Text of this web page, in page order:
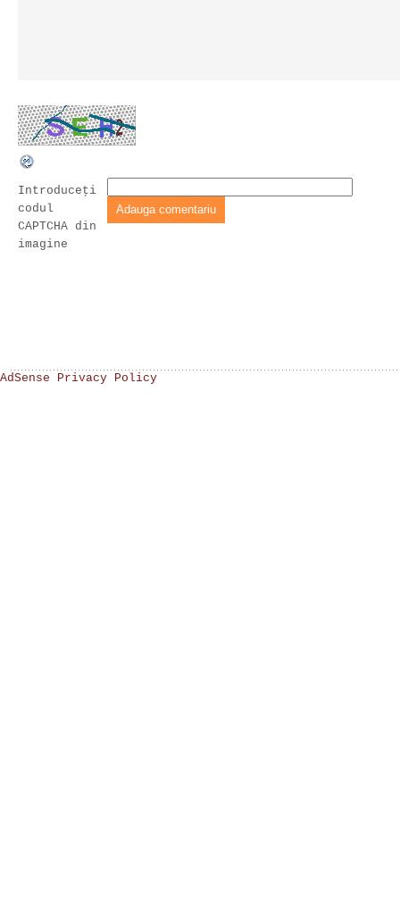
Introduceţi
codul
CAPTCHA din
imagine
AdSense Privacy Policy